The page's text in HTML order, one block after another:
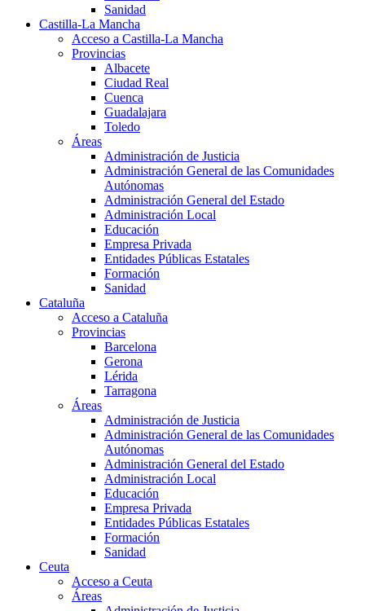
Sanidad
Castilla-La Mancha
Acceso a Castilla-La Mancha
Provincias
Albacete
Ciudad Real
Cuenca
Guadalajara
Toledo
Áreas
Administración de Justicia
Administración General de las Comunidades
Autónomas
Administración General del Estado
Administración Local
Educación
Empresa Privada
Entidades Públicas Estatales
Formación
Sanidad
Cataluña
Acceso a Cataluña
Provincias
Barcelona
Gerona
Lérida
Tarragona
Áreas
Administración de Justicia
Administración General de las Comunidades
Autónomas
Administración General del Estado
Administración Local
Educación
Empresa Privada
Entidades Públicas Estatales
Formación
Sanidad
Ceuta
Acceso a Ceuta
Áreas